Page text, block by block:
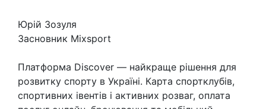
Юрій Зозуля
Засновник Mixsport
Платформа Discover — найкраще рішення для
розвитку спорту в Україні. Карта спортклубів,
спортивних івентів і активних розваг, оплата